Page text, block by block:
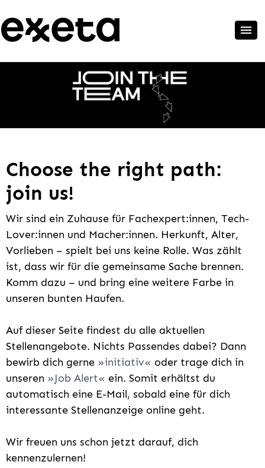
Choose the right path:
join us!
Wir sind ein Zuhause für Fachexpert:innen, Tech-
Lover:innen und Macher:innen. Herkunft, Alter,
Vorlieben – spielt bei uns keine Rolle. Was zählt
ist, dass wir für die gemeinsame Sache brennen.
Komm dazu – und bring eine weitere Farbe in
unseren bunten Haufen.
Auf dieser Seite findest du alle aktuellen
Stellenangebote. Nichts Passendes dabei? Dann
bewirb dich gerne
initiativ
oder trage dich in
unseren
Job Alert
ein. Somit erhältst du
automatisch eine E-Mail, sobald eine für dich
interessante Stellenanzeige online geht.
Wir freuen uns schon jetzt darauf, dich
kennenzulernen!